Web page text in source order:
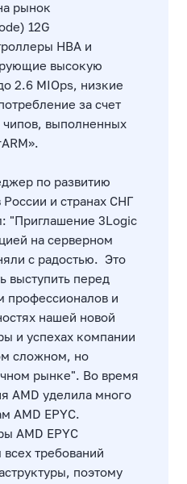
рынок
12G
HBA и
высокую
2.6 MIOps, низкие
за счет
чипов, выполненных
по развитию
России и странах СНГ
"Приглашение 3Logic
на серверном
с радостью. Это
выступить перед
профессионалов и
нашей новой
и успехах компании
сложном, но
рынке". Во время
AMD уделила много
AMD EPYC.
AMD EPYC
требований
поэтому